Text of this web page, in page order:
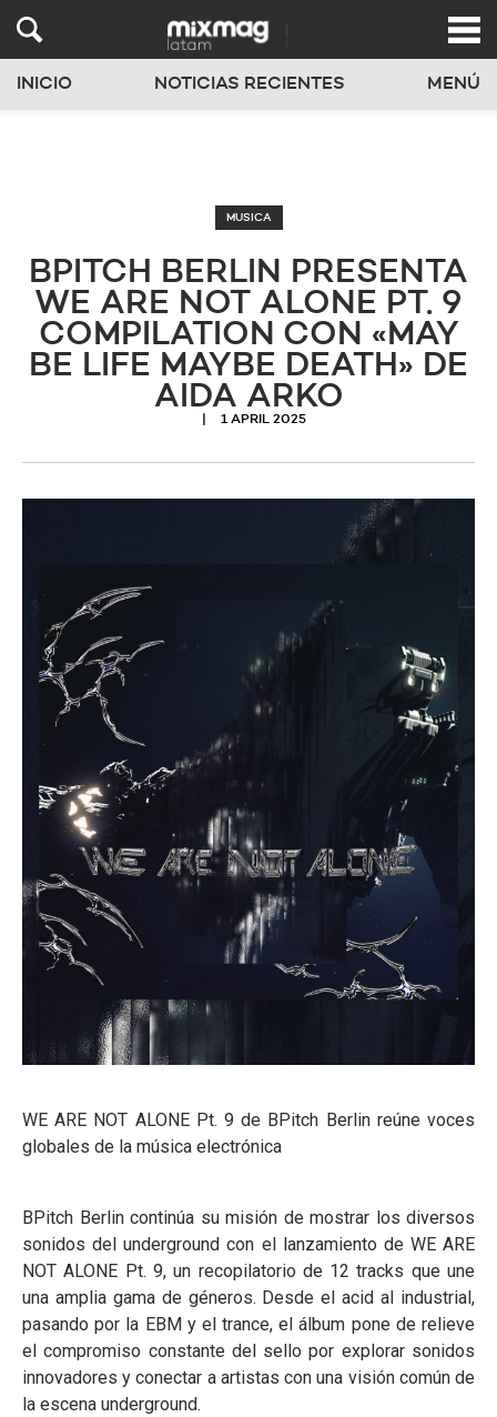
INICIO NOTICIAS RECIENTES MENÚ
MUSICA
BPITCH BERLIN PRESENTA
WE ARE NOT ALONE PT. 9
COMPILATION CON «MAY
BE LIFE MAYBE DEATH» DE
AIDA ARKO
1 APRIL 2025
WE ARE NOT ALONE Pt. 9 de BPitch Berlin reúne voces
globales de la música electrónica
BPitch Berlin continúa su misión de mostrar los diversos
sonidos del underground con el lanzamiento de WE ARE
NOT ALONE Pt. 9, un recopilatorio de 12 tracks que une
una amplia gama de géneros. Desde el acid al industrial,
pasando por la EBM y el trance, el álbum pone de relieve
el compromiso constante del sello por explorar sonidos
innovadores y conectar a artistas con una visión común de
la escena underground.